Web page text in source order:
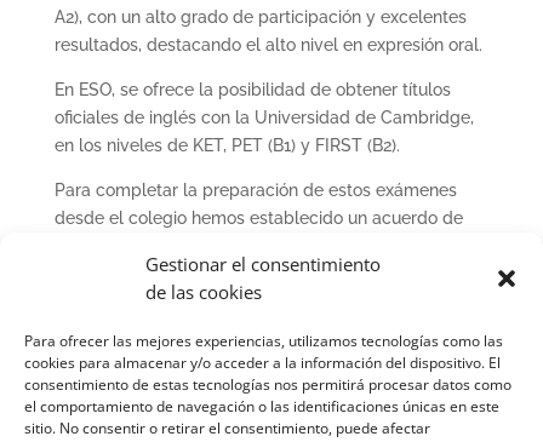
Gestionar el consentimiento
de las cookies
Para ofrecer las mejores experiencias, utilizamos tecnologías como las
cookies para almacenar y/o acceder a la información del dispositivo. El
consentimiento de estas tecnologías nos permitirá procesar datos como
el comportamiento de navegación o las identificaciones únicas en este
sitio. No consentir o retirar el consentimiento, puede afectar
A2), con un alto grado de participación y excelentes
resultados, destacando el alto nivel en expresión oral.
En ESO, se ofrece la posibilidad de obtener títulos
oficiales de inglés con la Universidad de Cambridge,
en los niveles de KET, PET (B1) y FIRST (B2).
Para completar la preparación de estos exámenes
desde el colegio hemos establecido un acuerdo de
clases en tiempo extraescolar para nuestros alumnos
que lo deseen y además es centro examinador de la
También ofrecemos la posibilidad de obtener niveles
oficiales de Euskera a través de la Escuela Oficial de
Idiomas a Distancia (EOIDNA), en los niveles A2 y B1.